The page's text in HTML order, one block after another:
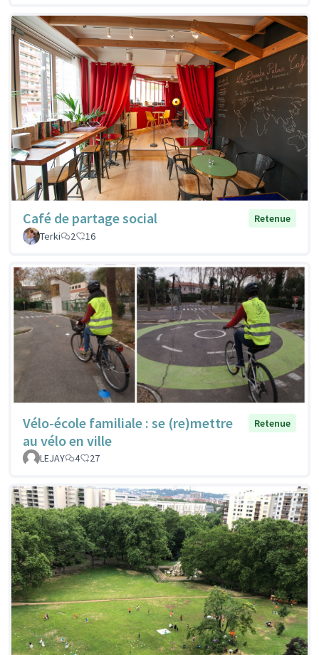
Café de partage social
Retenue
Terki
2 16
Vélo-école familiale : se (re)mettre
au vélo en ville
Retenue
LEJAY 4 27